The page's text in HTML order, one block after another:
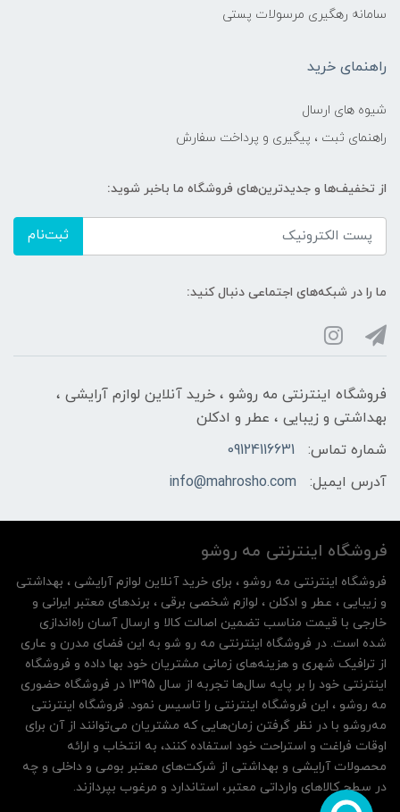
سامانه رهگیری مرسولات پستی
راهنمای خرید
شیوه های ارسال
راهنمای ثبت ، پیگیری و پرداخت سفارش
از تخفیف‌ها و جدیدترین‌های فروشگاه ما باخبر شوید:
ثبت‌نام
ما را در شبکه‌های اجتماعی دنبال کنید:
فروشگاه اینترنتی مه‌ رو‌شو ، خرید آنلاین لوازم آرایشی ،
بهداشتی و زیبایی ، عطر و ادکلن
شماره تماس:
09124116631
آدرس ایمیل:
info@mahrosho.com
فروشگاه اینترنتی مه‌ رو‌شو
فروشگاه اینترنتی مه‌ رو‌شو ، برای خرید آنلاین لوازم آرایشی ، بهداشتی
و زیبایی ، عطر و ادکلن ، لوازم شخصی برقی ، برندهای معتبر ایرانی و
خارجی با قیمت مناسب تضمین اصالت کالا و ارسال آسان راه‌اندازی
شده است. در فروشگاه اینترنتی مه رو شو به این فضای مدرن و عاری
از ترافیک شهری و هزینه‌های زمانی مشتریان خود بها داده و فروشگاه
اینترنتی خود را بر پایه سال‌ها تجربه از سال 1395 در فروشگاه حضوری
مه روشو ، این فروشگاه اینترنتی را تاسیس نمود. فروشگاه اینترنتی
مه‌رو‌شو با در نظر گرفتن زمان‌هایی که مشتریان می‌توانند از آن‌ برای
اوقات فراغت و استراحت خود استفاده کنند، به انتخاب و ارائه
محصولات آرایشی و بهداشتی از شرکت‌های معتبر بومی و داخلی و چه
در سطح کالاهای وارداتی معتبر، استاندارد و مرغوب بپردازند.